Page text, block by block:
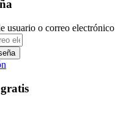
usuario o correo electrónico